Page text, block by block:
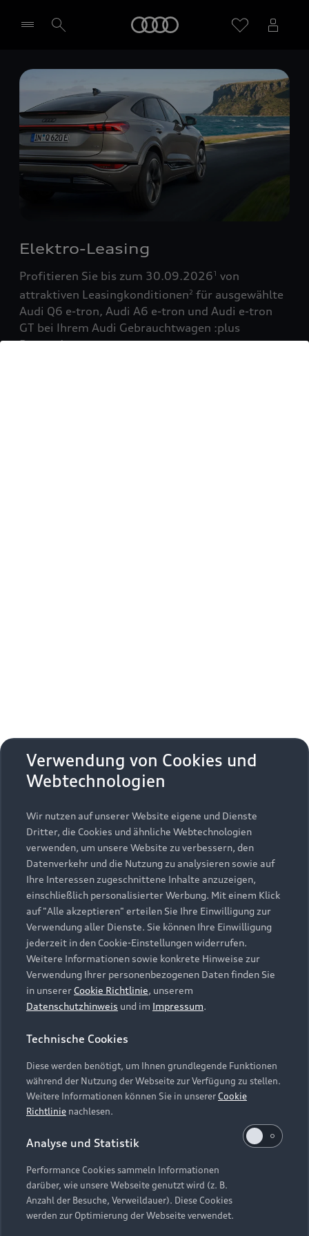
Händler wählen
Elektro-Leasing
Profitieren Sie bis zum 30.09.20261 von
attraktiven Leasingkonditionen2 für ausgewählte
Audi Q6 e-tron, Audi A6 e-tron und Audi e-tron
GT bei Ihrem Audi Gebrauchtwagen :plus
Partner!
Zurück nach oben
Modelle
Alle Modelle
Modelle vergleichen
Elektromodelle
Plug-in-Hybride
Kaufen & leasen
Neuwagensuche
Gebrauchtwagensuche
Gebrauchtwagen
Finanzierung
Aktionen & Angebote
Geschäftskunden
Service & Zubehör
Saisonale Angebote
Audi Services
Garantie
Audi digital services
myAudi
Support
Kundenservice
Händlersuche
Audi Code
Online-Terminvereinbarung
Servicekontakt
Vertrag widerrufen
Über Audi
Unternehmen
Karriere
Investor Relations
Presse & Media Center
Datenschutz
Audi erleben
Newsletter
Impressum Rechtliches
Hinweisgebersystem
Datenschutzinformation
Cookie-Einstellungen
Cookie-Richtlinie
Barrierefreiheit
Hinweis: Die aktuelle Darstellung und Anordnung der
Embleme am Fahrzeug bei allen Abbildungen auf dieser
Webseite kann abweichen.
Verwendung von Cookies und
Webtechnologien
Wir nutzen auf unserer Website eigene und Dienste
Dritter, die Cookies und ähnliche Webtechnologien
verwenden, um unsere Website zu verbessern, den
Datenverkehr und die Nutzung zu analysieren sowie auf
Ihre Interessen zugeschnittene Inhalte anzuzeigen,
einschließlich personalisierter Werbung. Mit einem Klick
auf "Alle akzeptieren" erteilen Sie Ihre Einwilligung zur
Verwendung aller Dienste. Sie können Ihre Einwilligung
jederzeit in den Cookie-Einstellungen widerrufen.
Weitere Informationen sowie konkrete Hinweise zur
Verwendung Ihrer personenbezogenen Daten finden Sie
in unserer Cookie Richtlinie, unserem
Datenschutzhinweis und im Impressum.
Technische Cookies
Diese werden benötigt, um Ihnen grundlegende Funktionen
während der Nutzung der Webseite zur Verfügung zu stellen.
Weitere Informationen können Sie in unsererCookie
Richtlinie nachlesen.
Analyse und Statistik
Performance Cookies sammeln Informationen
darüber, wie unsere Webseite genutzt wird (z. B.
Anzahl der Besuche, Verweildauer). Diese Cookies
werden zur Optimierung der Webseite verwendet.